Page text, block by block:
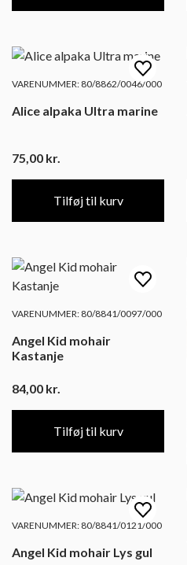
VARENUMMER: 80/8862/0046/000
Alice alpaka Ultra marine
75,00 kr.
Tilføj til kurv
VARENUMMER: 80/8841/0097/000
Angel Kid mohair
Kastanje
84,00 kr.
Tilføj til kurv
VARENUMMER: 80/8841/0121/000
Angel Kid mohair Lys gul